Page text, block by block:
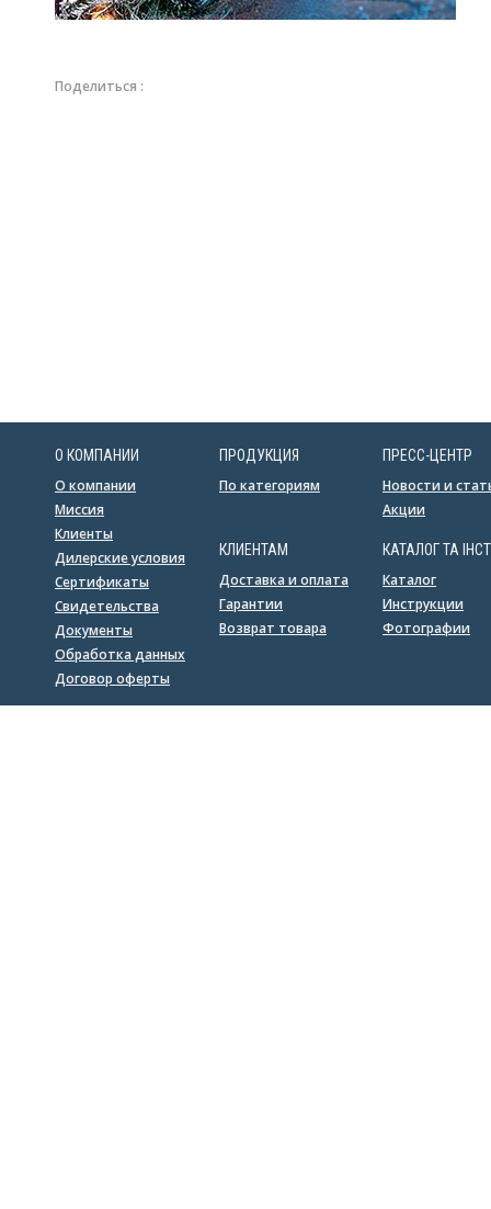
Поделиться :
О КОМПАНИИ
О компании
Миссия
Клиенты
Дилерские условия
Сертификаты
Свидетельства
Документы
Обработка данных
Договор оферты
ПРОДУКЦИЯ
По категориям
КЛИЕНТАМ
Доставка и оплата
Гарантии
Возврат товара
ПРЕСС-ЦЕНТР
Новости и
Акции
КАТАЛОГ ТА
Каталог
Инструкции
Фотографии